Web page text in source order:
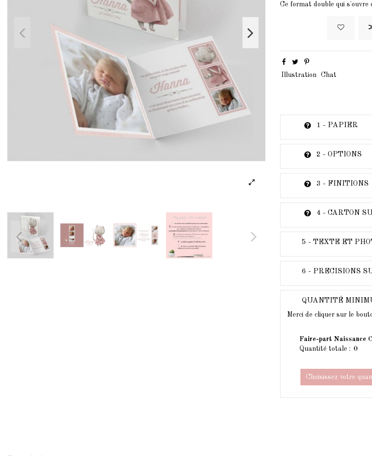
Ce format double qui s'ouvre
Illustration Chat
1 - PAPIER
2 - OPTIONS
3 - FINITIONS
4 - CARTON
5 - TEXTE ET
6 - PRECISIONS
QUANTITÉ
Merci de cliquer sur le
Faire-part Naissance
Quantité totale :
Choisissez votre